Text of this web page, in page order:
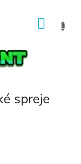
spreje